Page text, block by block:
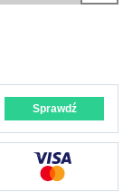
Sprawdź